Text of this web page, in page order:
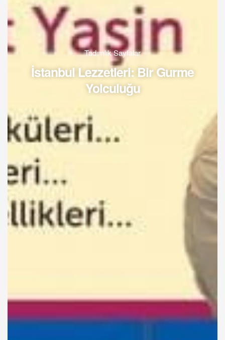
Tadımlık Sayfalar
İstanbul Lezzetleri: Bir Gurme
Yolculuğu